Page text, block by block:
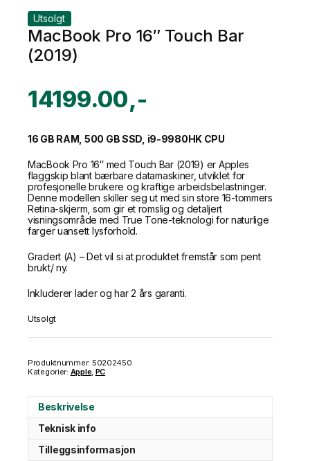
Utsolgt
MacBook Pro 16″ Touch Bar
(2019)
14199.00
16 GB RAM, 500 GB SSD, i9-9980HK CPU
MacBook Pro 16″ med Touch Bar (2019) er Apples
flaggskip blant bærbare datamaskiner, utviklet for
profesjonelle brukere og kraftige arbeidsbelastninger.
Denne modellen skiller seg ut med sin store 16-tommers
Retina-skjerm, som gir et romslig og detaljert
visningsområde med True Tone-teknologi for naturlige
farger uansett lysforhold.
Gradert (A) – Det vil si at produktet fremstår som pent
brukt/ ny.
Inkluderer lader og har 2 års garanti.
Utsolgt
Produktnummer: 50202450
Kategorier: Apple, PC
Beskrivelse
Teknisk info
Tilleggsinformasjon